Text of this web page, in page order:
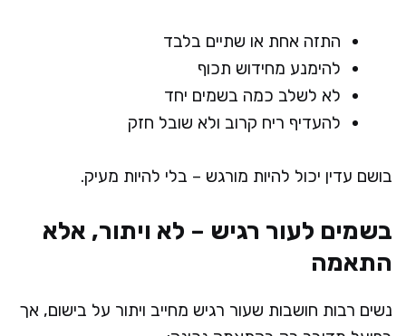
התזה אחת או שתיים בלבד
להימנע מחידוש תכוף
לא לשלב כמה בשמים יחד
להעדיף ריח קרוב ולא שובל חזק
בושם עדין יכול להיות מורגש – בלי להיות מעיק.
בשמים לעור רגיש – לא ויתור, אלא
התאמה
נשים רבות חושבות שעור רגיש מחייב ויתור על בישום, אך